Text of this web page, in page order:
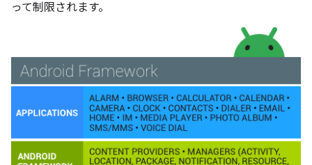
って制限されます。